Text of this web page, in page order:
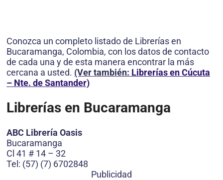
Conozca un completo listado de Librerías en
Bucaramanga, Colombia, con los datos de contacto
de cada una y de esta manera encontrar la más
cercana a usted. (Ver también: Librerías en Cúcuta
– Nte. de Santander)
Librerías en Bucaramanga
ABC Librería Oasis
Bucaramanga
Cl 41 # 14 – 32
Tel: (57) (7) 6702848
Publicidad